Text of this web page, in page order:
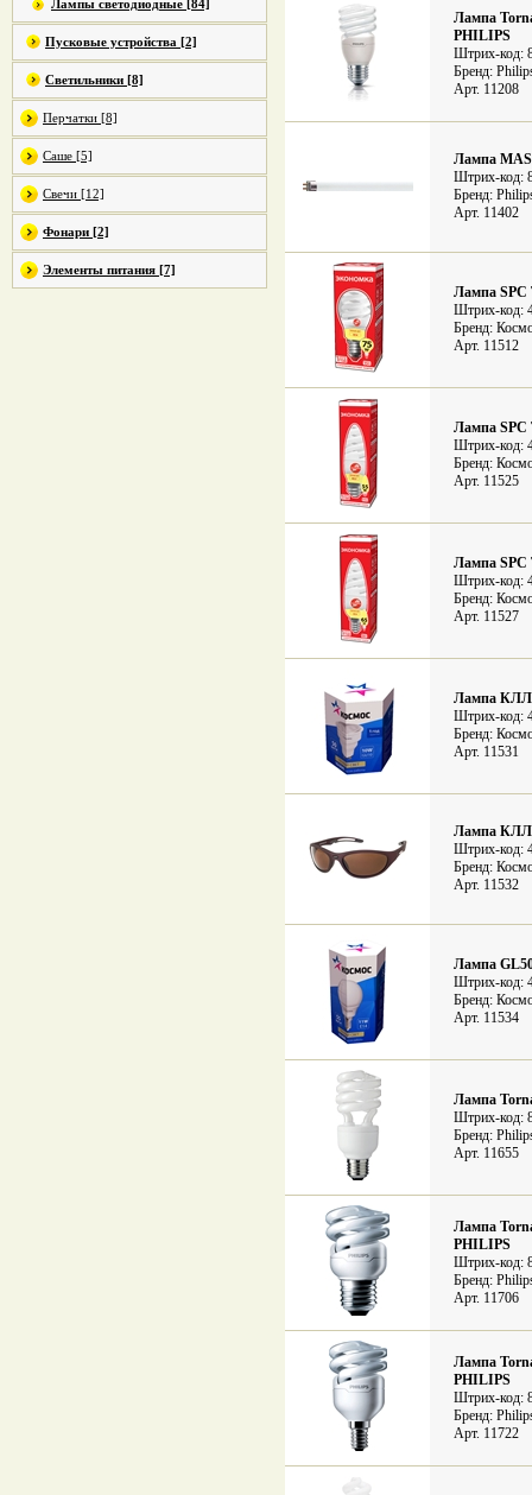
Лампы светодиодные [84]
Пусковые устройства [2]
Светильники [8]
Перчатки [8]
Саше [5]
Свечи [12]
Фонари [2]
Элементы питания [7]
Лампа
PHILIPS
Штрих-код:
Бренд:
Арт. 11208
Лампа
Штрих-код:
Бренд:
Арт. 11402
Лампа
Штрих-код:
Бренд:
Арт. 11512
Лампа
Штрих-код:
Бренд:
Арт. 11525
Лампа
Штрих-код:
Бренд:
Арт. 11527
Лампа КЛЛ
Штрих-код:
Бренд:
Арт. 11531
Лампа КЛЛ
Штрих-код:
Бренд:
Арт. 11532
Лампа
Штрих-код:
Бренд:
Арт. 11534
Лампа
Штрих-код:
Бренд:
Арт. 11655
Лампа
PHILIPS
Штрих-код:
Бренд:
Арт. 11706
Лампа
PHILIPS
Штрих-код:
Бренд:
Арт. 11722